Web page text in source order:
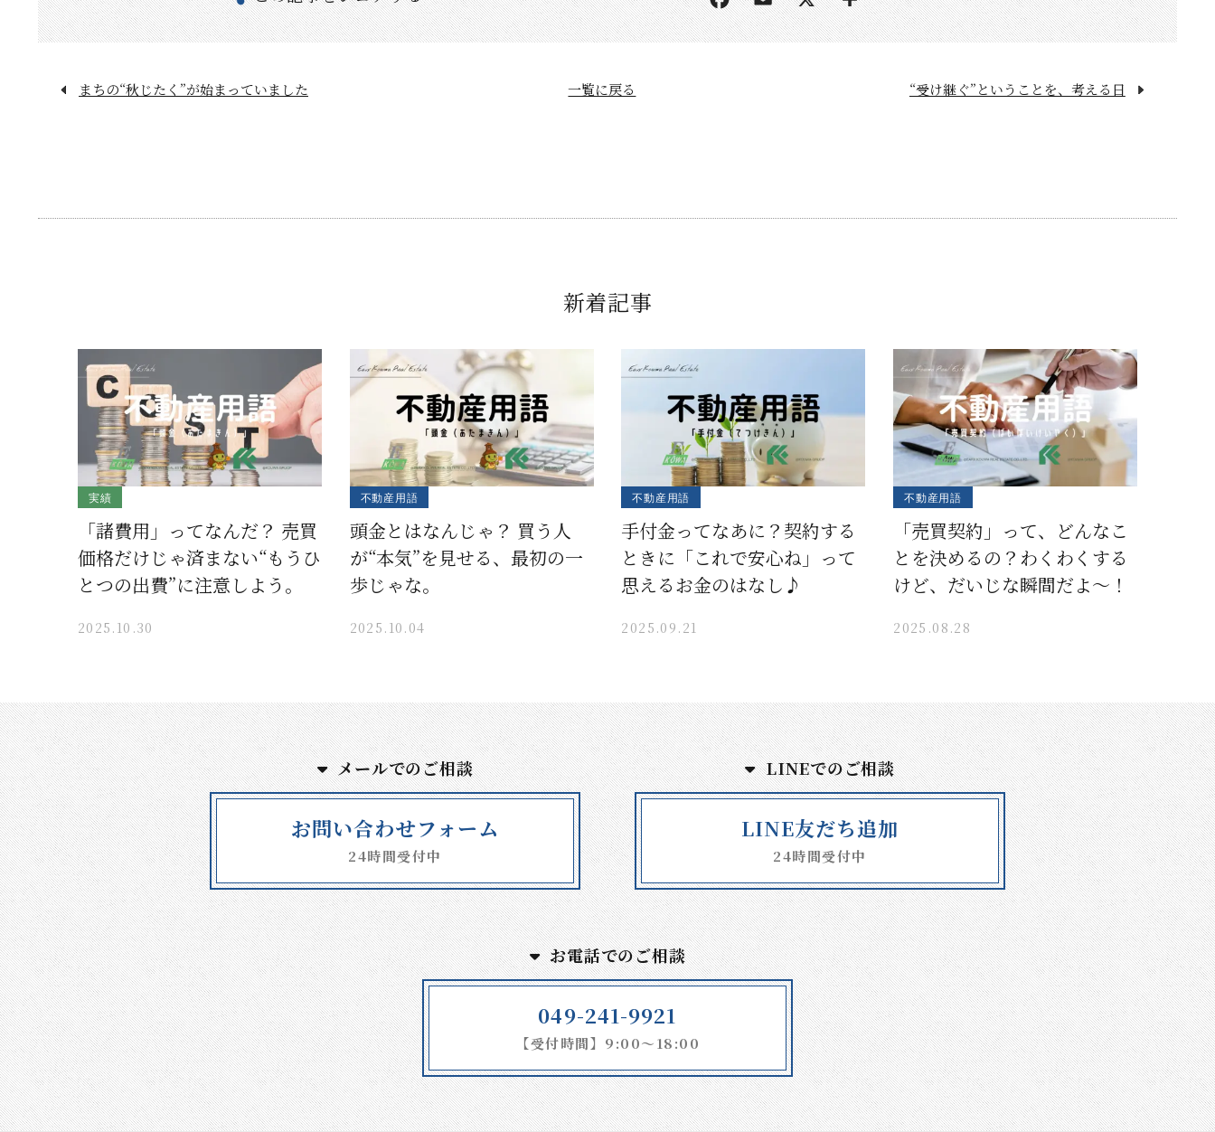
まちの“秋じたく”が始まっていました 一覧に戻る “受け継ぐ”ということを、考える日
新着記事
実績
「諸費用」ってなんだ？ 売買
価格だけじゃ済まない“もうひ
とつの出費”に注意しよう。
2025.10.30
不動産用語
頭金とはなんじゃ？ 買う人
が“本気”を見せる、最初の一
歩じゃな。
2025.10.04
不動産用語
手付金ってなあに？契約する
ときに「これで安心ね」って
思えるお金のはなし♪
2025.09.21
不動産用語
「売買契約」って、どんなこ
とを決めるの？わくわくする
けど、だいじな瞬間だよ〜！
2025.08.28
メールでのご相談
お問い合わせフォーム
24時間受付中
LINEでのご相談
LINE友だち追加
24時間受付中
お電話でのご相談
049-241-9921
【受付時間】9:00～18:00